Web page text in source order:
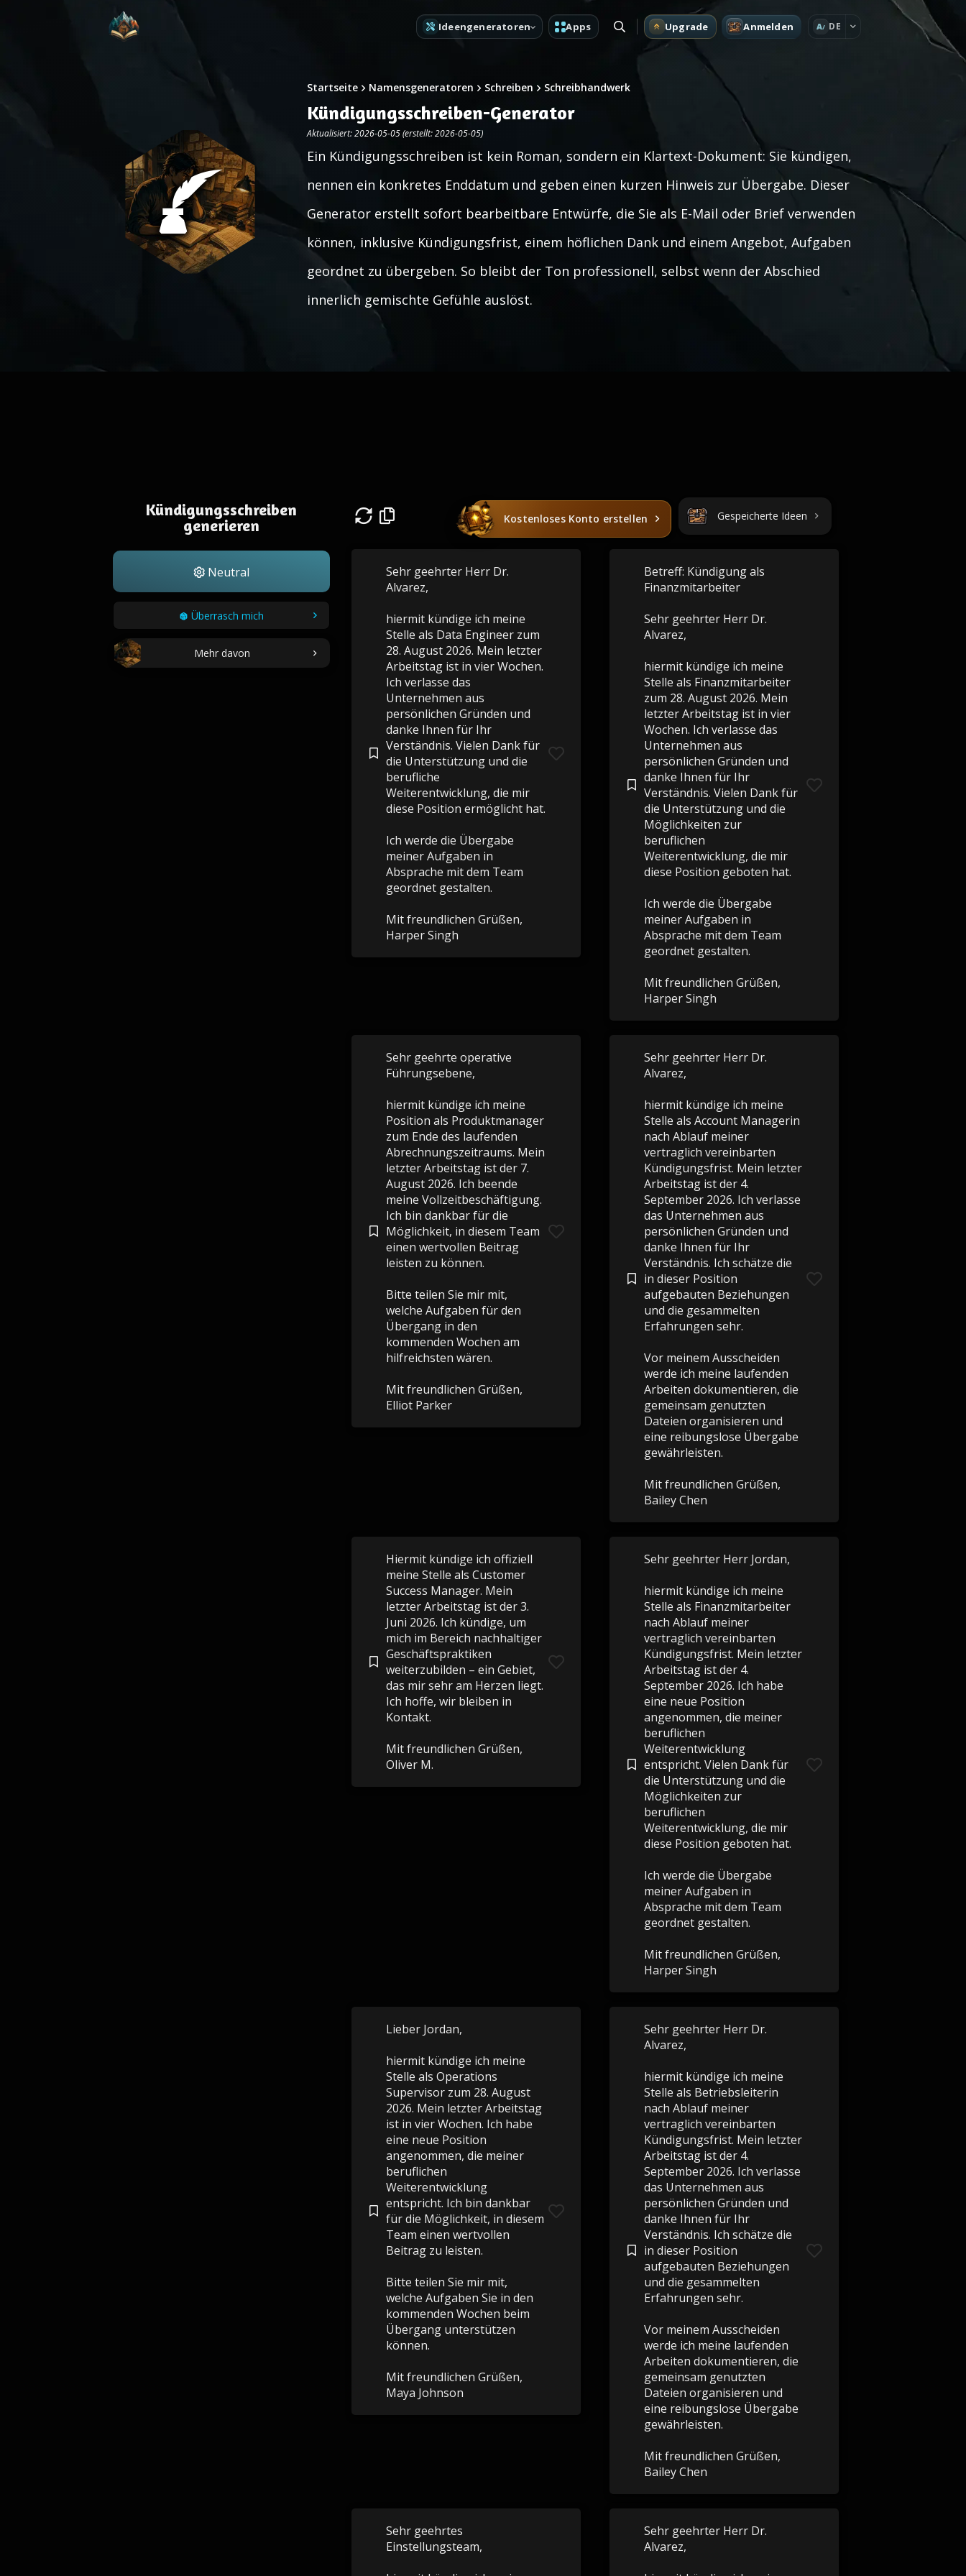
Ideengeneratoren Apps Upgrade Anmelden A DE
Startseite Namensgeneratoren Schreiben Schreibhandwerk
Kündigungsschreiben-Generator
Aktualisiert: 2026-05-05 (erstellt: 2026-05-05)
Ein Kündigungsschreiben ist kein Roman, sondern ein Klartext-Dokument: Sie kündigen,
nennen ein konkretes Enddatum und geben einen kurzen Hinweis zur Übergabe. Dieser
Generator erstellt sofort bearbeitbare Entwürfe, die Sie als E-Mail oder Brief verwenden
können, inklusive Kündigungsfrist, einem höflichen Dank und einem Angebot, Aufgaben
geordnet zu übergeben. So bleibt der Ton professionell, selbst wenn der Abschied
innerlich gemischte Gefühle auslöst.
Kündigungsschreiben
generieren
Neutral
Überrasch mich
Mehr davon
Kostenloses Konto erstellen Gespeicherte Ideen
Sehr geehrter Herr Dr.
Alvarez,
hiermit kündige ich meine
Stelle als Data Engineer zum
28. August 2026. Mein letzter
Arbeitstag ist in vier Wochen.
Ich verlasse das
Unternehmen aus
persönlichen Gründen und
danke Ihnen für Ihr
Verständnis. Vielen Dank für
die Unterstützung und die
berufliche
Weiterentwicklung, die mir
diese Position ermöglicht hat.
Ich werde die Übergabe
meiner Aufgaben in
Absprache mit dem Team
geordnet gestalten.
Mit freundlichen Grüßen,
Harper Singh
Betreff: Kündigung als
Finanzmitarbeiter
Sehr geehrter Herr Dr.
Alvarez,
hiermit kündige ich meine
Stelle als Finanzmitarbeiter
zum 28. August 2026. Mein
letzter Arbeitstag ist in vier
Wochen. Ich verlasse das
Unternehmen aus
persönlichen Gründen und
danke Ihnen für Ihr
Verständnis. Vielen Dank für
die Unterstützung und die
Möglichkeiten zur
beruflichen
Weiterentwicklung, die mir
diese Position geboten hat.
Ich werde die Übergabe
meiner Aufgaben in
Absprache mit dem Team
geordnet gestalten.
Mit freundlichen Grüßen,
Harper Singh
Sehr geehrte operative
Führungsebene,
hiermit kündige ich meine
Position als Produktmanager
zum Ende des laufenden
Abrechnungszeitraums. Mein
letzter Arbeitstag ist der 7.
August 2026. Ich beende
meine Vollzeitbeschäftigung.
Ich bin dankbar für die
Möglichkeit, in diesem Team
einen wertvollen Beitrag
leisten zu können.
Bitte teilen Sie mir mit,
welche Aufgaben für den
Übergang in den
kommenden Wochen am
hilfreichsten wären.
Mit freundlichen Grüßen,
Elliot Parker
Sehr geehrter Herr Dr.
Alvarez,
hiermit kündige ich meine
Stelle als Account Managerin
nach Ablauf meiner
vertraglich vereinbarten
Kündigungsfrist. Mein letzter
Arbeitstag ist der 4.
September 2026. Ich verlasse
das Unternehmen aus
persönlichen Gründen und
danke Ihnen für Ihr
Verständnis. Ich schätze die
in dieser Position
aufgebauten Beziehungen
und die gesammelten
Erfahrungen sehr.
Vor meinem Ausscheiden
werde ich meine laufenden
Arbeiten dokumentieren, die
gemeinsam genutzten
Dateien organisieren und
eine reibungslose Übergabe
gewährleisten.
Mit freundlichen Grüßen,
Bailey Chen
Hiermit kündige ich offiziell
meine Stelle als Customer
Success Manager. Mein
letzter Arbeitstag ist der 3.
Juni 2026. Ich kündige, um
mich im Bereich nachhaltiger
Geschäftspraktiken
weiterzubilden – ein Gebiet,
das mir sehr am Herzen liegt.
Ich hoffe, wir bleiben in
Kontakt.
Mit freundlichen Grüßen,
Oliver M.
Sehr geehrter Herr Jordan,
hiermit kündige ich meine
Stelle als Finanzmitarbeiter
nach Ablauf meiner
vertraglich vereinbarten
Kündigungsfrist. Mein letzter
Arbeitstag ist der 4.
September 2026. Ich habe
eine neue Position
angenommen, die meiner
beruflichen
Weiterentwicklung
entspricht. Vielen Dank für
die Unterstützung und die
Möglichkeiten zur
beruflichen
Weiterentwicklung, die mir
diese Position geboten hat.
Ich werde die Übergabe
meiner Aufgaben in
Absprache mit dem Team
geordnet gestalten.
Mit freundlichen Grüßen,
Harper Singh
Lieber Jordan,
hiermit kündige ich meine
Stelle als Operations
Supervisor zum 28. August
2026. Mein letzter Arbeitstag
ist in vier Wochen. Ich habe
eine neue Position
angenommen, die meiner
beruflichen
Weiterentwicklung
entspricht. Ich bin dankbar
für die Möglichkeit, in diesem
Team einen wertvollen
Beitrag zu leisten.
Bitte teilen Sie mir mit,
welche Aufgaben Sie in den
kommenden Wochen beim
Übergang unterstützen
können.
Mit freundlichen Grüßen,
Maya Johnson
Sehr geehrter Herr Dr.
Alvarez,
hiermit kündige ich meine
Stelle als Betriebsleiterin
nach Ablauf meiner
vertraglich vereinbarten
Kündigungsfrist. Mein letzter
Arbeitstag ist der 4.
September 2026. Ich verlasse
das Unternehmen aus
persönlichen Gründen und
danke Ihnen für Ihr
Verständnis. Ich schätze die
in dieser Position
aufgebauten Beziehungen
und die gesammelten
Erfahrungen sehr.
Vor meinem Ausscheiden
werde ich meine laufenden
Arbeiten dokumentieren, die
gemeinsam genutzten
Dateien organisieren und
eine reibungslose Übergabe
gewährleisten.
Mit freundlichen Grüßen,
Bailey Chen
Sehr geehrtes
Einstellungsteam,
Sehr geehrter Herr Dr.
Alvarez,